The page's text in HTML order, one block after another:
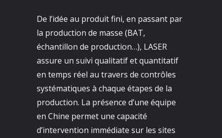
De l’idée au produit fini, en passant par
la production de masse (BAT,
échantillon de production…), LASER
assure un suivi qualitatif et quantitatif
en temps réel au travers de contrôles
systématiques à chaque étapes de la
production. La présence d’une équipe
en Chine permet une capacité
d’intervention immédiate sur les sites